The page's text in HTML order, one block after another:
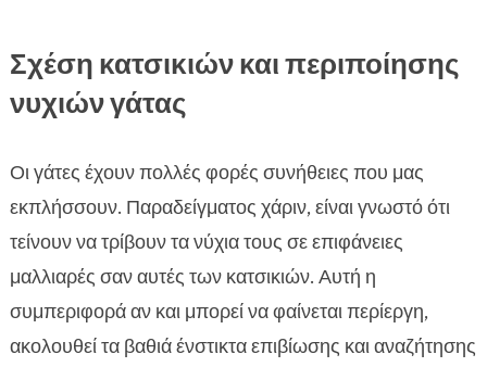
Σχέση κατσικιών και περιποίησης
νυχιών γάτας
Οι γάτες έχουν πολλές φορές συνήθειες που μας
εκπλήσσουν. Παραδείγματος χάριν, είναι γνωστό ότι
τείνουν να τρίβουν τα νύχια τους σε επιφάνειες
μαλλιαρές σαν αυτές των κατσικιών. Αυτή η
συμπεριφορά αν και μπορεί να φαίνεται περίεργη,
ακολουθεί τα βαθιά ένστικτα επιβίωσης και αναζήτησης